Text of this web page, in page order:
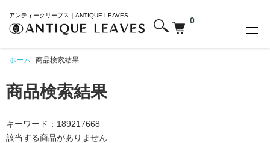
アンティークリーブス｜ANTIQUE LEAVES
0
ホーム 商品検索結果
商品検索結果
キーワード：189217668
該当する商品がありません